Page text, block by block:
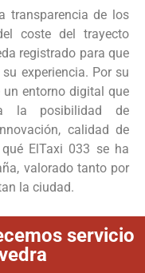
transparencia de los
coste del trayecto
registrado para que
experiencia. Por su
un entorno digital que
la posibilidad de
calidad de
ElTaxi 033 se ha
valorado tanto por
la ciudad.
servicio